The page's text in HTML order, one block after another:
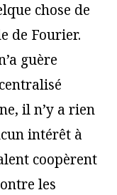
chose de
de Fourier.
guère
il n’y a rien
intérêt à
coopèrent
les